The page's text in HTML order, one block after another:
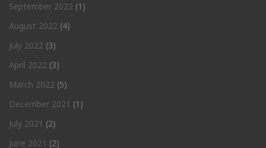
September 2022 (1)
August 2022 (4)
July 2022 (3)
April 2022 (3)
March 2022 (5)
December 2021 (1)
July 2021 (2)
June 2021 (2)